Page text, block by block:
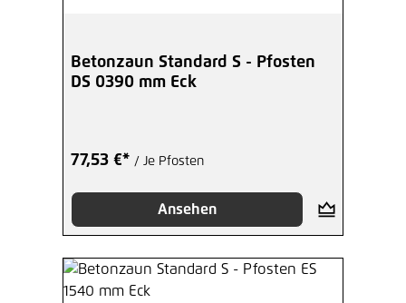
Betonzaun Standard S - Pfosten
DS 0390 mm Eck
77,53 €* / Je Pfosten
Ansehen